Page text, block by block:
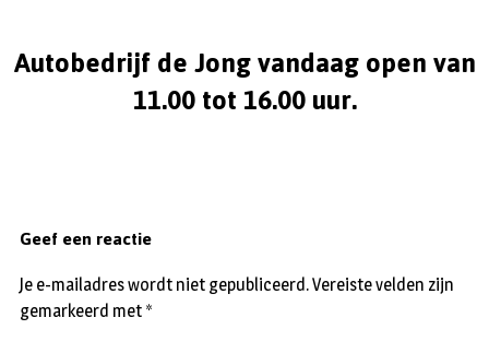
Autobedrijf de Jong vandaag open van
11.00 tot 16.00 uur.
Geef een reactie
Je e-mailadres wordt niet gepubliceerd.Vereiste velden zijn
gemarkeerd met *